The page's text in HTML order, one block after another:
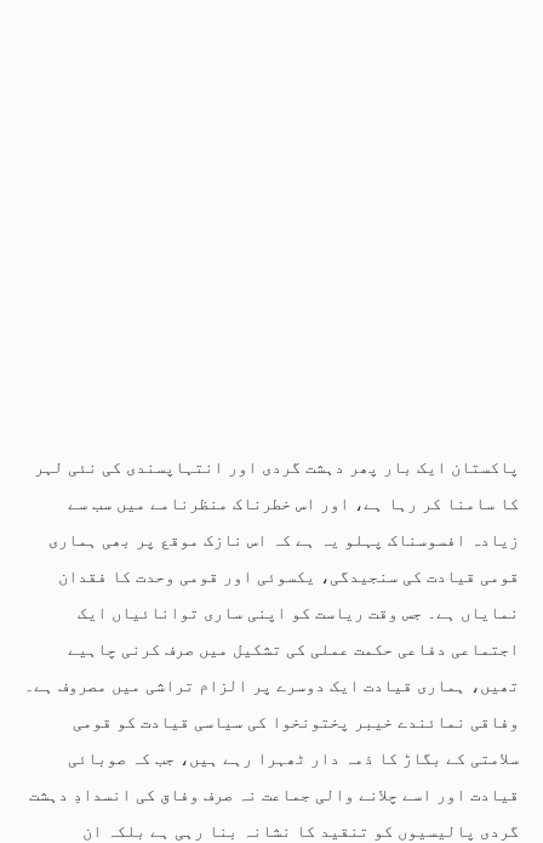
پاکستان ایک بار پھر دہشت گردی اور انتہاپسندی کی نئی لہر
کا سامنا کر رہا ہے، اور اس خطرناک منظرنامے میں سب سے
زیادہ افسوسناک پہلو یہ ہے کہ اس نازک موقع پر بھی ہماری
قومی قیادت کی سنجیدگی، یکسوئی اور قومی وحدت کا فقدان
نمایاں ہے۔ جس وقت ریاست کو اپنی ساری توانائیاں ایک
اجتماعی دفاعی حکمت عملی کی تشکیل میں صرف کرنی چاہیے
تھیں، ہماری قیادت ایک دوسرے پر الزام تراشی میں مصروف ہے۔
وفاقی نمائندے خیبر پختونخوا کی سیاسی قیادت کو قومی
سلامتی کے بگاڑ کا ذمہ دار ٹھہرا رہے ہیں، جب کہ صوبائی
قیادت اور اسے چلانے والی جماعت نہ صرف وفاق کی انسدادِ دہشت
گردی پالیسیوں کو تنقید کا نشانہ بنا رہی ہے بلکہ ان